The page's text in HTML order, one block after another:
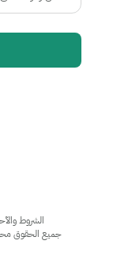
جميع الحقوق
الشروط